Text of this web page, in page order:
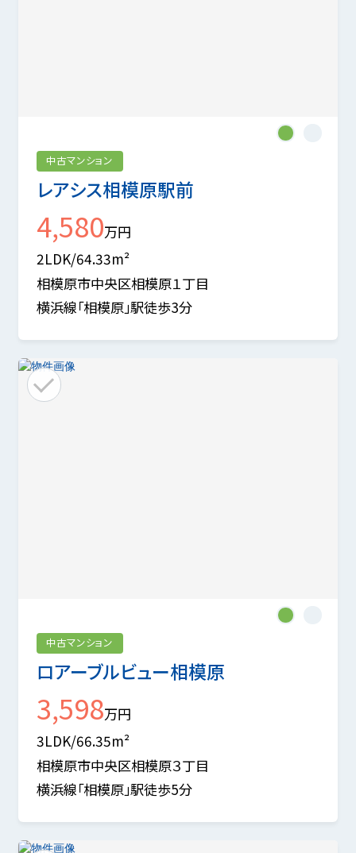
レアシス相模原駅前
中古マンション
4,580万円
2LDK/64.33m²
相模原市中央区相模原１丁目
横浜線「相模原」駅徒歩3分
ロアーブルビュー相模原
中古マンション
3,598万円
3LDK/66.35m²
相模原市中央区相模原３丁目
横浜線「相模原」駅徒歩5分